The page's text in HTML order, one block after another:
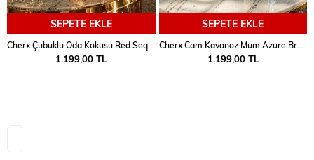
SEPETE EKLE
Cherx Çubuklu Oda Kokusu Red Sequoia
1.199,00 TL
SEPETE EKLE
Cherx Cam Kavanoz Mum Azure Breeze
1.199,00 TL